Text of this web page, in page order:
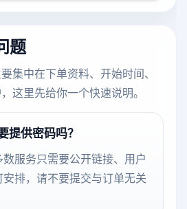
题
集中在下单资料、开始时间、
这里先给你一个快速说明。
供密码吗？
服务只需要公开链接、用户
排，请不要提交与订单无关